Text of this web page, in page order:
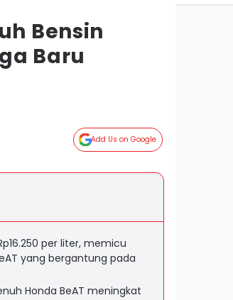
Bensin
Baru
Add Us on Google
per liter, memicu
yang bergantung pada
Honda BeAT meningkat